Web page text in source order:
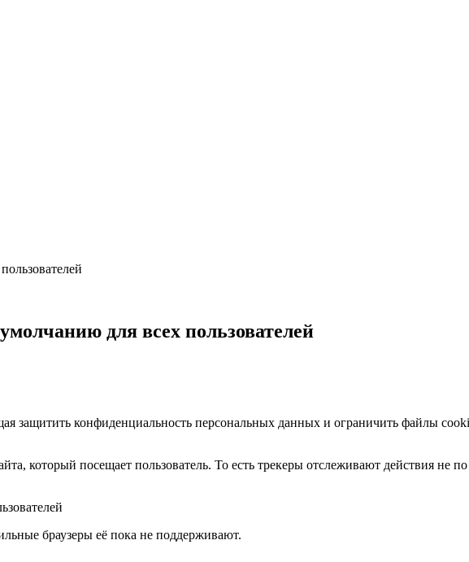
для всех пользователей
защитить конфиденциальность персональных данных и ограничить файлы
который посещает пользователь. То есть трекеры отслеживают действия не
браузеры её пока не поддерживают.